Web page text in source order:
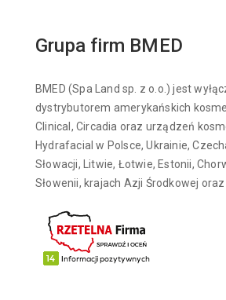
Grupa firm BMED
BMED (Spa Land sp. z o.o.) jest
dystrybutorem amerykańskich
Clinical, Circadia oraz urządzeń
Hydrafacial w Polsce, Ukrainie,
Słowacji, Litwie, Łotwie, Estonii,
Słowenii, krajach Azji Środkowej